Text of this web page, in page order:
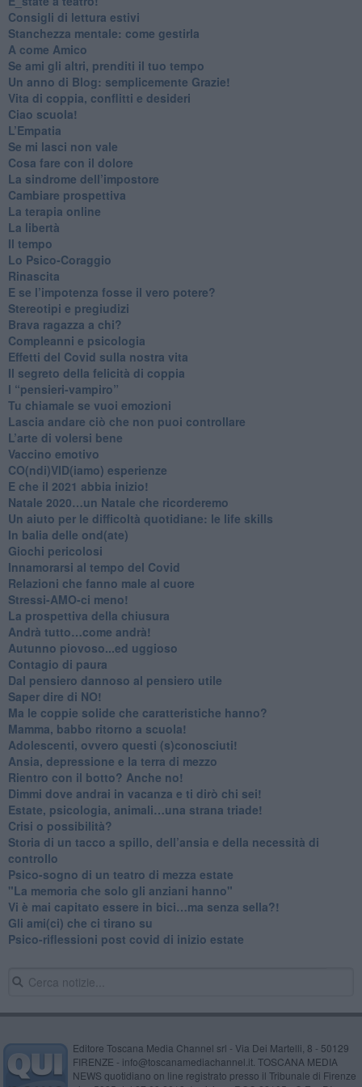
​Consigli di lettura estivi
​Stanchezza mentale: come gestirla
​A come Amico
​Se ami gli altri, prenditi il tuo tempo
​Un anno di Blog: semplicemente Grazie!
​Vita di coppia, conflitti e desideri
​Ciao scuola!
​L’Empatia
​Se mi lasci non vale
Cosa fare con il dolore
​La sindrome dell’impostore
​Cambiare prospettiva
La terapia online
La libertà
​Il tempo
​Lo Psico-Coraggio
Rinascita
​E se l’impotenza fosse il vero potere?
Stereotipi e pregiudizi
​Brava ragazza a chi?
​Compleanni e psicologia
Effetti del Covid sulla nostra vita
Il segreto della felicità di coppia
​I “pensieri-vampiro”
​Tu chiamale se vuoi emozioni
​Lascia andare ciò che non puoi controllare
L’arte di volersi bene
​Vaccino emotivo
CO(ndi)VID(iamo) esperienze
​E che il 2021 abbia inizio!
​Natale 2020…un Natale che ricorderemo
Un aiuto per le difficoltà quotidiane: le life skills
​In balia delle ond(ate)
Giochi pericolosi
Innamorarsi al tempo del Covid
​Relazioni che fanno male al cuore
​Stressi-AMO-ci meno!
​La prospettiva della chiusura
​Andrà tutto…come andrà!
Autunno piovoso...ed uggioso
​Contagio di paura
​Dal pensiero dannoso al pensiero utile
​Saper dire di NO!
​Ma le coppie solide che caratteristiche hanno?
​Mamma, babbo ritorno a scuola!
Adolescenti, ovvero questi (s)conosciuti!
Ansia, depressione e la terra di mezzo
​Rientro con il botto? Anche no!
Dimmi dove andrai in vacanza e ti dirò chi sei!
​Estate, psicologia, animali…una strana triade!
​Crisi o possibilità?
​Storia di un tacco a spillo, dell’ansia e della necessità di
controllo
​Psico-sogno di un teatro di mezza estate
"La memoria che solo gli anziani hanno"
​Vi è mai capitato essere in bici…ma senza sella?!
​Gli ami(ci) che ci tirano su
Psico-riflessioni post covid di inizio estate
Editore Toscana Media Channel srl - Via Dei Martelli, 8 - 50129
FIRENZE - info@toscanamediachannel.it. TOSCANA MEDIA
NEWS quotidiano on line registrato presso il Tribunale di Firenze